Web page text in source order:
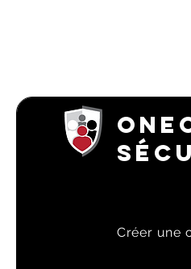
Créer une